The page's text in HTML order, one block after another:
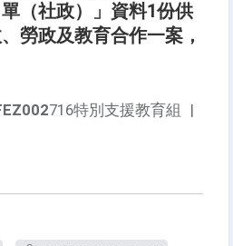
（社政）」資料1份供
勞政及教育合作一案，
716特別支援教育組 |